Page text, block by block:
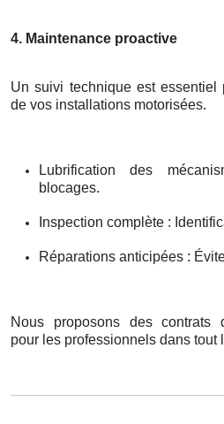
4. Maintenance proactive
Un suivi technique est essentiel
de vos installations motorisées.
Lubrification des
blocages.
Inspection complète :
Réparations anticipées :
Nous proposons des contrats
pour les professionnels dans tout